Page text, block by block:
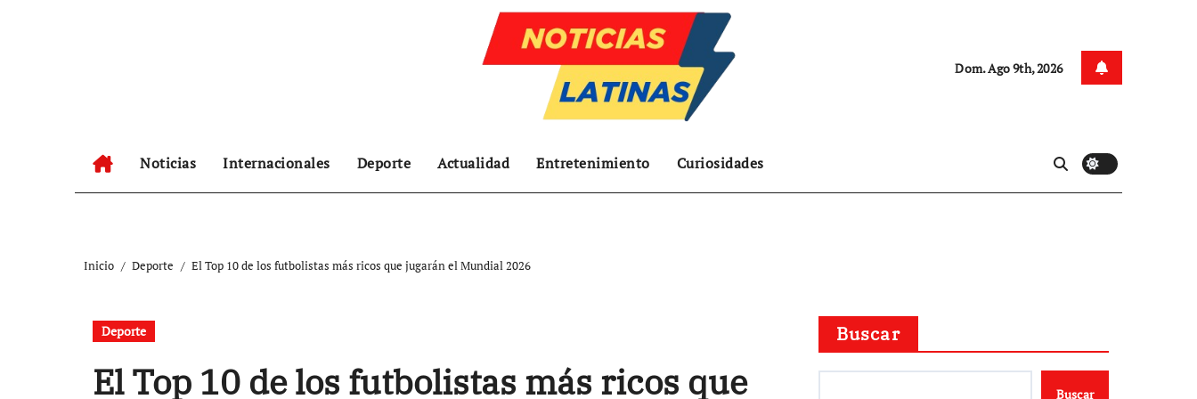
Dom. Ago 9th, 2026
Noticias Internacionales Deporte Actualidad Entretenimiento Curiosidades
Inicio Deporte El Top 10 de los futbolistas más ricos que jugarán el Mundial 2026
Deporte
El Top 10 de los futbolistas más ricos que
Buscar
Buscar